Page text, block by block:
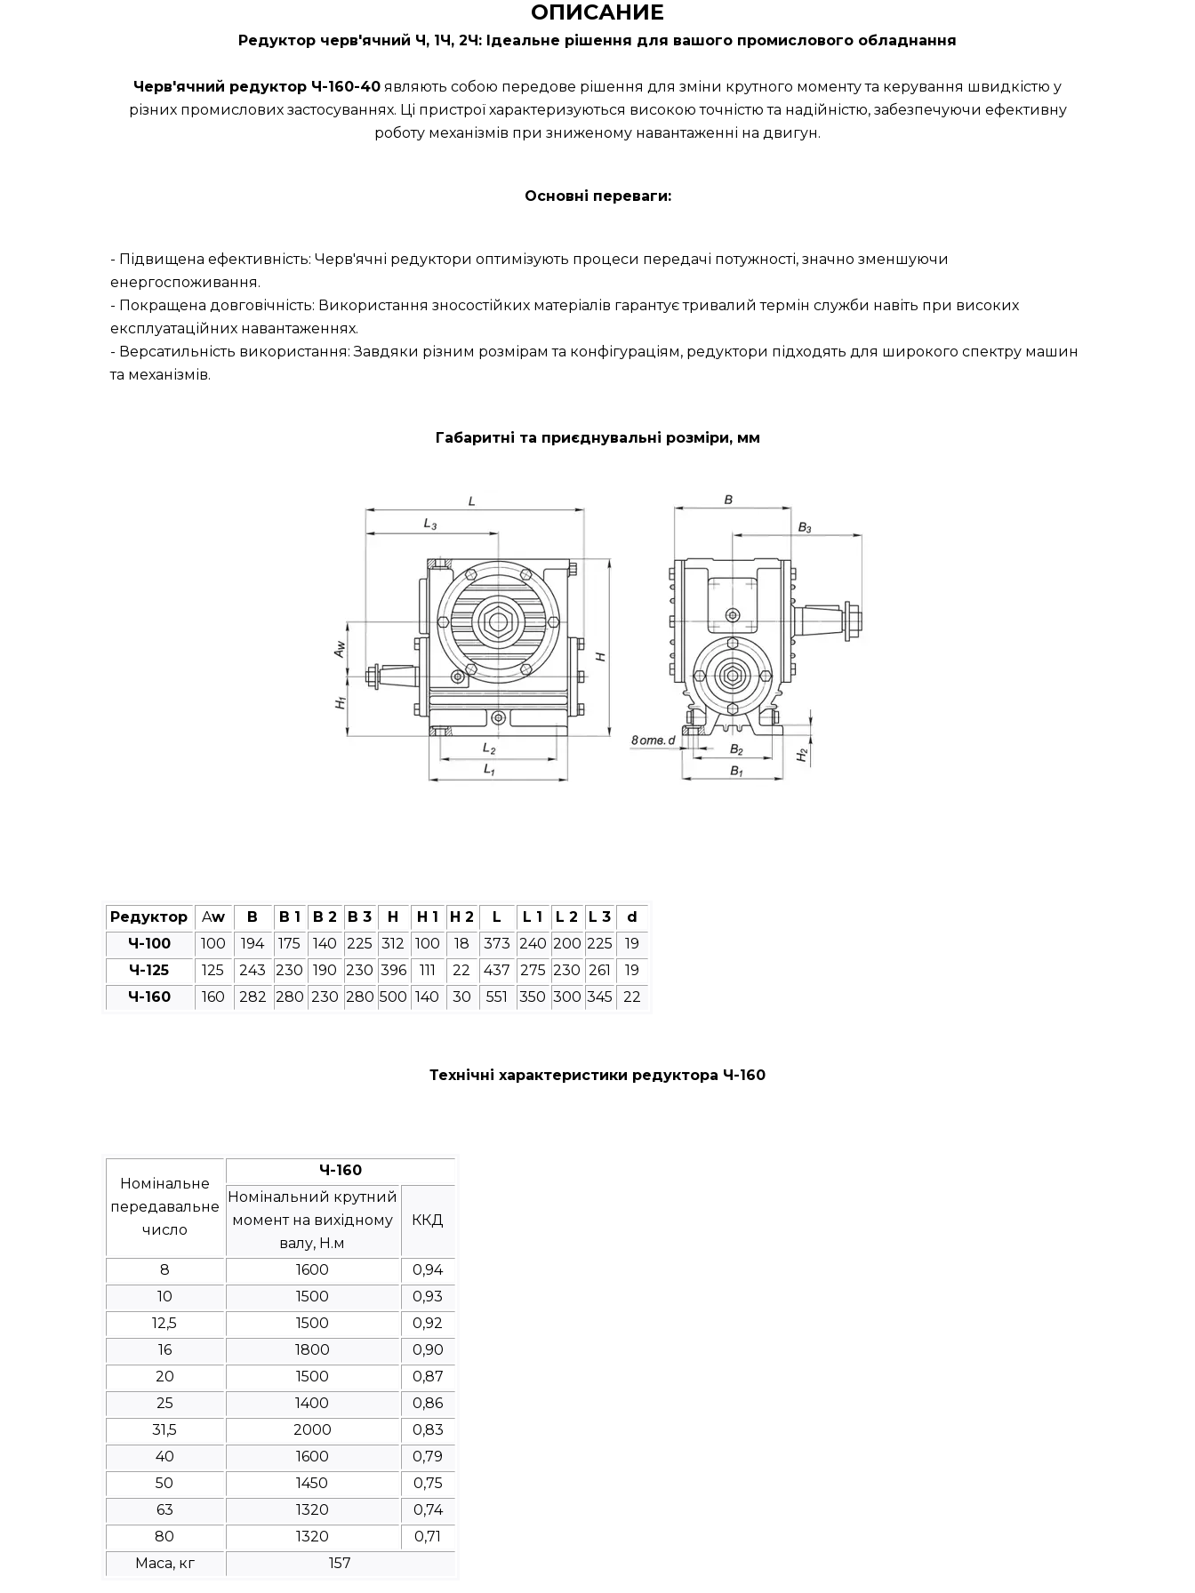
ОПИСАНИЕ
Редуктор черв'ячний Ч, 1Ч, 2Ч: Ідеальне рішення для вашого промислового обладнання
Черв'ячний редуктор Ч-160-40 являють собою передове рішення для зміни крутного моменту та керування швидкістю у
різних промислових застосуваннях. Ці пристрої характеризуються високою точністю та надійністю, забезпечуючи ефективну
роботу механізмів при зниженому навантаженні на двигун.
Основні переваги:
- Підвищена ефективність: Черв'ячні редуктори оптимізують процеси передачі потужності, значно зменшуючи
енергоспоживання.
- Покращена довговічність: Використання зносостійких матеріалів гарантує тривалий термін служби навіть при високих
експлуатаційних навантаженнях.
- Версатильність використання: Завдяки різним розмірам та конфігураціям, редуктори підходять для широкого спектру машин
та механізмів.
Габаритні та приєднувальні розміри, мм
Редуктор Aw B B 1 B 2 B 3 H H 1 H 2 L L 1 L 2 L 3
d
Ч-100
100 194 175 140 225 312 100 18 373 240 200 225
19
Ч-125
125 243 230 190 230 396 111 22 437 275 230 261
19
Ч-160
160 282 280 230 280 500 140 30 551 350 300 345 22
Технічні характеристики редуктора Ч-160
Номінальне
передавальне
число
Ч-160
Номінальний крутний
момент на вихідному
валу, Н.м
ККД
8 1600
0,94
10
1500
0,93
12,5
1500
0,92
16
1800
0,90
20
1500
0,87
25
1400
0,86
31,5
2000
0,83
40
1600
0,79
50
1450
0,75
63
1320
0,74
80
1320
0,71
Маса, кг
157